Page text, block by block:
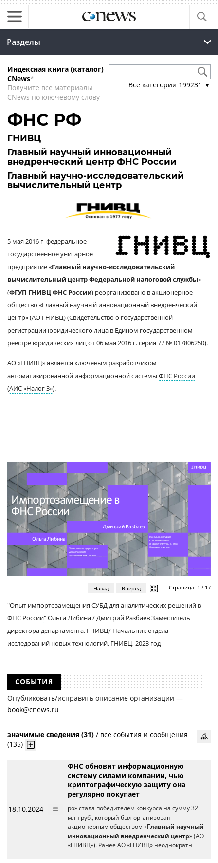
Разделы
Индексная книга (каталог)
CNews*
Получите все материалы
CNews по ключевому слову
Все категории 199231 ▼
ФНС РФ
ГНИВЦ
Главный научный инновационный
внедренческий центр ФНС России
Главный научно-исследовательский
вычислительный центр
5 мая 2016 г федеральное
государственное унитарное
предприятие «Главный научно-исследовательский
вычислительный центр Федеральной налоговой службы»
(ФГУП ГНИВЦ ФНС России) реорганизовано в акционерное
общество «Главный научный инновационный внедренческий
центр» (АО ГНИВЦ) (Свидетельство о государственной
регистрации юридического лица в Едином государственном
реестре юридических лиц от 06 мая 2016 г. серия 77 № 017806250).
АО «ГНИВЦ» является ключевым разработчиком
автоматизированной информационной системы ФНС России
(АИС «Налог 3»).
Назад Вперед Страница: 1 / 17
"Опыт импортозамещения СУБДдля аналитических решений в
ФНС России" Ольга Либина / Дмитрий Разбаев Заместитель
директора департамента, ГНИВЦ/ Начальник отдела
исследований новых технологий, ГНИВЦ, 2023 год
СОБЫТИЯ
Опубликовать/исправить описание организации —
book@cnews.ru
значимые сведения (31) / все события и сообщения
(135)
18.10.2024
ФНС обновит информационную
систему силами компании, чью
криптографическую защиту она
регулярно покупает
ро» стала победителем конкурса на сумму 32
млн руб., который был организован
акционерным обществом «Главный научный
инновационный внедренческий центр» (АО
«ГНИВЦ»). Ранее АО «ГНИВЦ» неоднократн